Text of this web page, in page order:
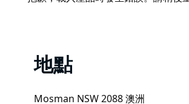
地點
Mosman NSW 2088 澳洲